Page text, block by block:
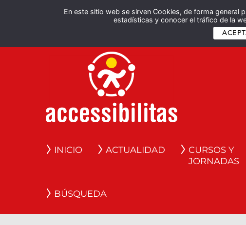
En este sitio web se sirven Cookies, de forma general
estadísticas y conocer el tráfico de la
INICIO ACTUALIDAD
CURSOS Y
JORNADAS
BÚSQUEDA